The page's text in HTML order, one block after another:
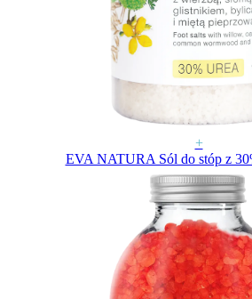
+
EVA NATURA Sól do stóp z